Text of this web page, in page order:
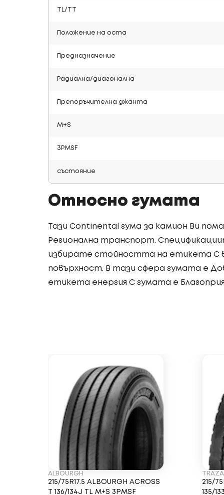
TL/TT
Положение на оста
Предназначение
Радиална/диагонална
Препоръчителна джанта
M+S
3PMSF
състояние
Относно гумата
Тази Continental гума за камион Ви
Регионална транспорт.
избирате стойността на етикета C
повърхност. В тази сфера гумата е
етикета енергия C гумата е
ALBOURGH
215/75R17.5 ALBOURGH ACROSS
T 136/134J TL M+S 3PMSF
215/
135/